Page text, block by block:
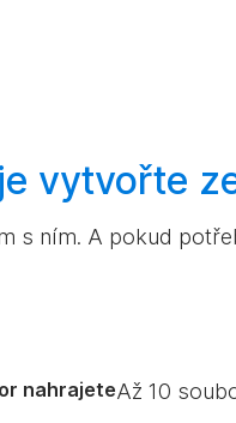
vytvořte
s ním. A pokud
nahrajeteAž 10